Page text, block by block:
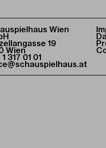
Wien
19
Wien
317 01 01